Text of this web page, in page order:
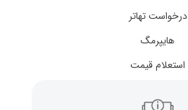
درخواست تهاتر
هایپرمگ
استعلام قیمت